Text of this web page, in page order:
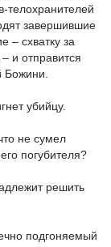
завершившие
– схватку за
и отправится
Божини.
убийцу.
не сумел
погубителя?
решить
подгоняемый